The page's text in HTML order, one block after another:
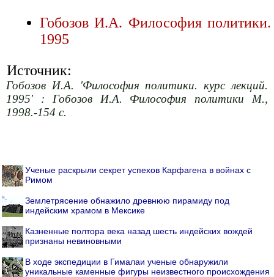
Гобозов И.А. Философия политики.
1995
Источник:
Гобозов И.А. 'Философия политики. курс лекций.
1995' : Гобозов И.А. Философия политики М.,
1998.-154 с.
Ученые раскрыли секрет успехов Карфагена в войнах с
Римом
Землетрясение обнажило древнюю пирамиду под
индейским храмом в Мексике
Казненные полтора века назад шесть индейских вождей
признаны невиновными
В ходе экспедиции в Гималаи ученые обнаружили
уникальные каменные фигуры неизвестного происхождения